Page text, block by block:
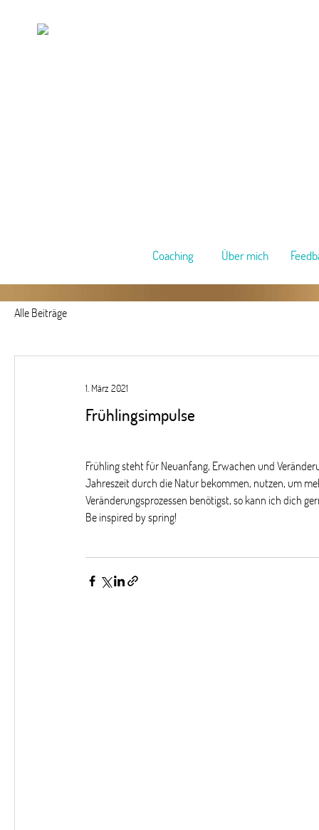
Coaching Über mich
Alle Beiträge
1. März 2021
Frühlingsimpulse
Frühling steht für Neuanfang, Erwachen und
Jahreszeit durch die Natur bekommen, nutzen, um
Veränderungsprozessen benötigst, so kann ich dich
Be inspired by spring!